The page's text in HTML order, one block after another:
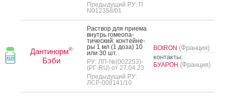
Предыдущий РУ: П
N012358/01
Дантинорм®
Бэби
Рас­твор для при­ема
внутрь го­ме­опа­
тичес­кий: кон­тей­не­
ры 1 мл (1 до­за) 10
или 30 шт.
РУ: ЛП-№(002253)-
(РГ-RU) от 27.04.23
Предыдущий РУ:
ЛСР-008141/10
BOIRON (Франция)
контакты:
БУАРОН (Франция)